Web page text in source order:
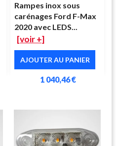
Rampes inox sous
carénages Ford F-Max
2020 avec LEDS...
[voir +]
AJOUTER AU PANIER
1 040,46 €